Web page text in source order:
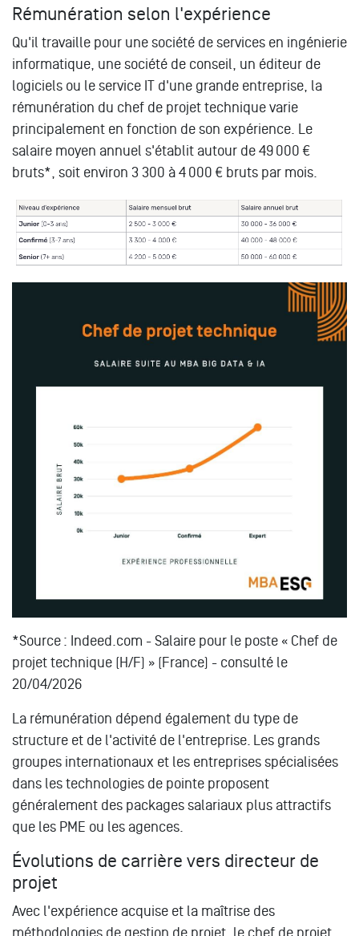
Rémunération selon l'expérience
Qu'il travaille pour une société de services en ingénierie
informatique, une société de conseil, un éditeur de
logiciels ou le service IT d'une grande entreprise, la
rémunération du chef de projet technique varie
principalement en fonction de son expérience. Le
salaire moyen annuel s'établit autour de 49 000 €
bruts*, soit environ 3 300 à 4 000 € bruts par mois.
*Source : Indeed.com - Salaire pour le poste « Chef de
projet technique (H/F) » (France) - consulté le
20/04/2026
La rémunération dépend également du type de
structure et de l'activité de l'entreprise. Les grands
groupes internationaux et les entreprises spécialisées
dans les technologies de pointe proposent
généralement des packages salariaux plus attractifs
que les PME ou les agences.
Évolutions de carrière vers directeur de
projet
Avec l'expérience acquise et la maîtrise des
méthodologies de gestion de projet, le chef de projet